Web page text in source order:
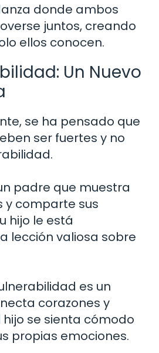
donde ambos
juntos, creando
ellos conocen.
Un Nuevo
se ha pensado que
ser fuertes y no
padre que muestra
y comparte sus
hijo le está
lección valiosa sobre
es un
corazones y
se sienta cómodo
propias emociones.